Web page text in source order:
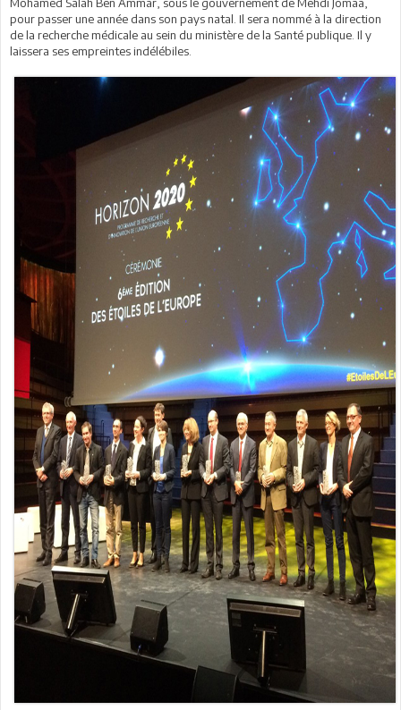
pour passer une année dans son pays natal. Il sera nommé à la direction
de la recherche médicale au sein du ministère de la Santé publique. Il y
laissera ses empreintes indélébiles.